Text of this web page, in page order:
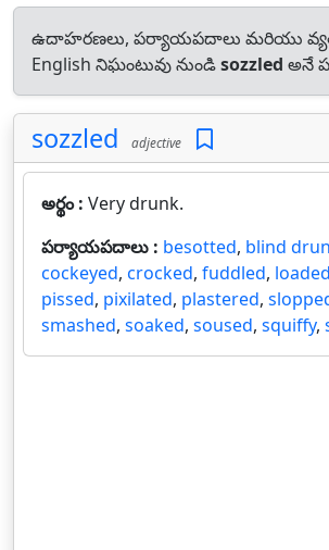
ఉదాహరణలు, పర్యాయపదాలు మరియు
English నిఘంటువు నుండిsozzled అనే
sozzled adjective
అర్థం : Very drunk.
పర్యాయపదాలు : besotted, blind
cockeyed, crocked, fuddled, loaded
pissed, pixilated, plastered,
smashed, soaked, soused, squiffy,